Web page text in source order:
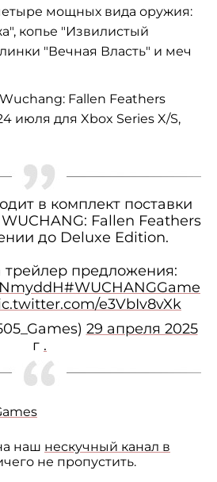
мощных вида оружия:
копье "Извилистый
"Вечная Власть" и меч
Fallen Feathers
июля для Xbox Series X/S,
в комплект поставки
Fallen Feathers
до Deluxe Edition.
трейлер предложения:
e3VbIv8vXk
29 апреля 2025
г .
наш нескучный канал в
не пропустить.